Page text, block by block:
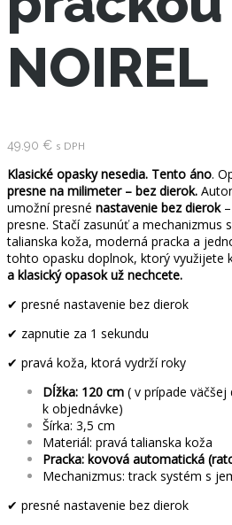
NOIREL
49.90 € s DPH
Klasické opasky nesedia. Tento áno.
presne na milimeter – bez dierok.
umožní presné nastavenie bez dierok–
presne. Stačí zasunúť a mechanizmus
talianska koža, moderná pracka a
tohto opasku doplnok, ktorý využijete
a klasický opasok už nechcete.
✔ presné nastavenie bez dierok
✔ zapnutie za 1 sekundu
✔ pravá koža, ktorá vydrží roky
Dĺžka: 120 cm ( v prípade
k objednávke)
Šírka: 3,5 cm
Materiál: pravá talianska koža
Pracka: kovová automatická
Mechanizmus: track systém s
✔ presné nastavenie bez dierok